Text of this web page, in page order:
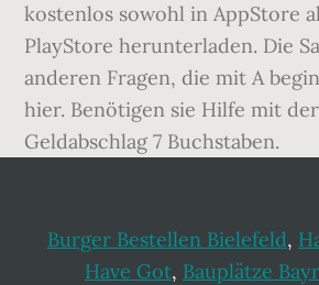
kostenlos sowohl in AppStore
PlayStore herunterladen. Die
anderen Fragen, die mit A
hier. Benötigen sie Hilfe mit
Geldabschlag 7 Buchstaben.
Burger Bestellen Bielefeld,
Have Got, Bauplätze